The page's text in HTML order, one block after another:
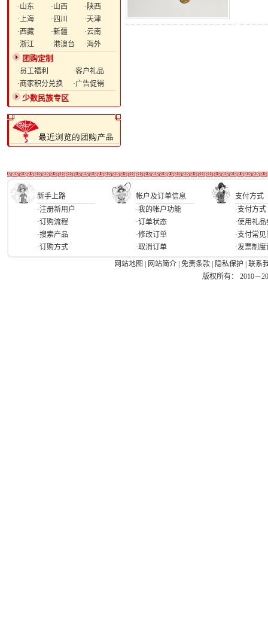
·山东
·山西
·陕西
·上海
·四川
·天津
·西藏
·新疆
·云南
·浙江
·港澳台 ·海外
团购定制
·员工福利
·客户礼品
·商家积分兑换
·广告促销
少数民族专区
新手上路 帐户及订单信息
支付方式
·注册新用户
·订购流程
·搜索产品
·订购方式
·我的帐户功能
·订单状态
·修改订单
·取消订单
·支付方式
·使用礼品
·支付常
·发票制
网站地图
网站简介 免责条款 隐私保护
联系
版权所有： 2010－